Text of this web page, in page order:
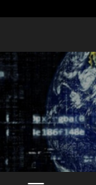
contenido